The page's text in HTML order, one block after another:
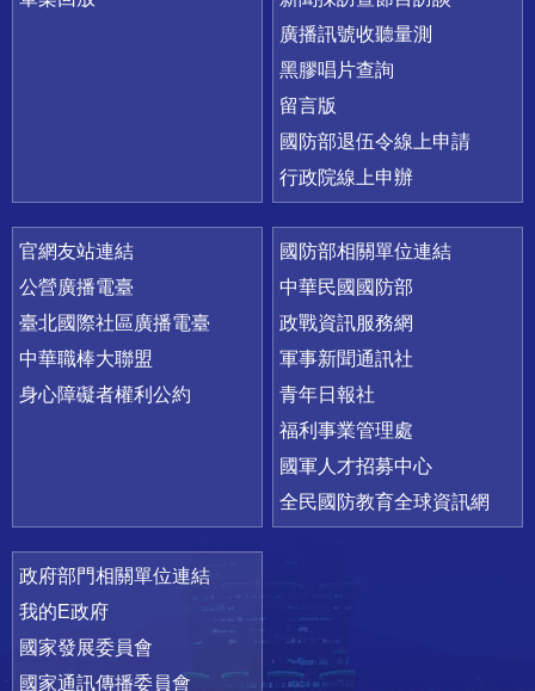
廣播訊號收聽量測
黑膠唱片查詢
留言版
國防部退伍令線上申請
行政院線上申辦
官網友站連結
公營廣播電臺
臺北國際社區廣播電臺
中華職棒大聯盟
身心障礙者權利公約
國防部相關單位連結
中華民國國防部
政戰資訊服務網
軍事新聞通訊社
青年日報社
福利事業管理處
國軍人才招募中心
全民國防教育全球資訊網
政府部門相關單位連結
我的E政府
國家發展委員會
國家通訊傳播委員會